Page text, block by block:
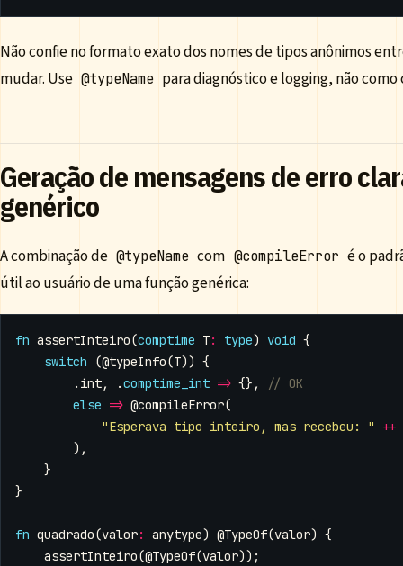
Não confie no formato exato dos nomes de tipos anônimos
mudar. Use @typeName para diagnóstico e logging, não
Geração de mensagens de erro
genérico
A combinação de @typeName com @compileError é o
útil ao usuário de uma função genérica:
fn assertInteiro(comptime T: type) void {
switch
(@typeInfo(T)) {
. int, .comptime_int => {},
else => @compileError(
"Esperava tipo inteiro, mas recebeu: "
++
),
}
}
fn quadrado(valor: anytype) @TypeOf(valor) {
assertInteiro(@TypeOf(valor));